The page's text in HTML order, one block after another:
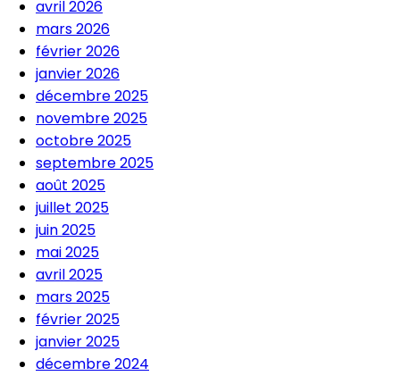
avril 2026
mars 2026
février 2026
janvier 2026
décembre 2025
novembre 2025
octobre 2025
septembre 2025
août 2025
juillet 2025
juin 2025
mai 2025
avril 2025
mars 2025
février 2025
janvier 2025
décembre 2024